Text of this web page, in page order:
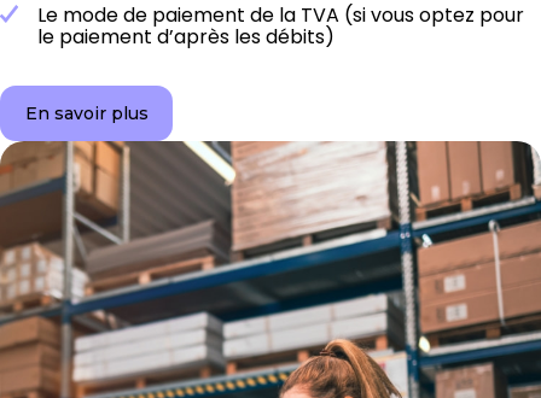
Le mode de paiement de la TVA (si vous optez pour
le paiement d’après les débits)
En savoir plus